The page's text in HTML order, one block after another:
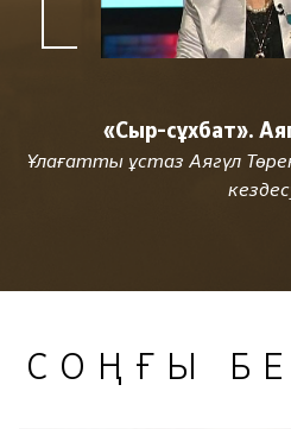
«Сыр-сұхбат».
Ұлағатты ұстаз Аягүл
СОҢҒЫ